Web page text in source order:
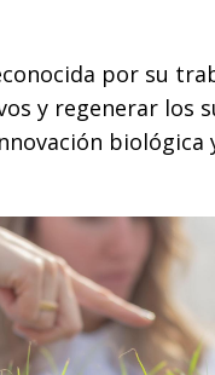
por su
y regenerar los
biológica